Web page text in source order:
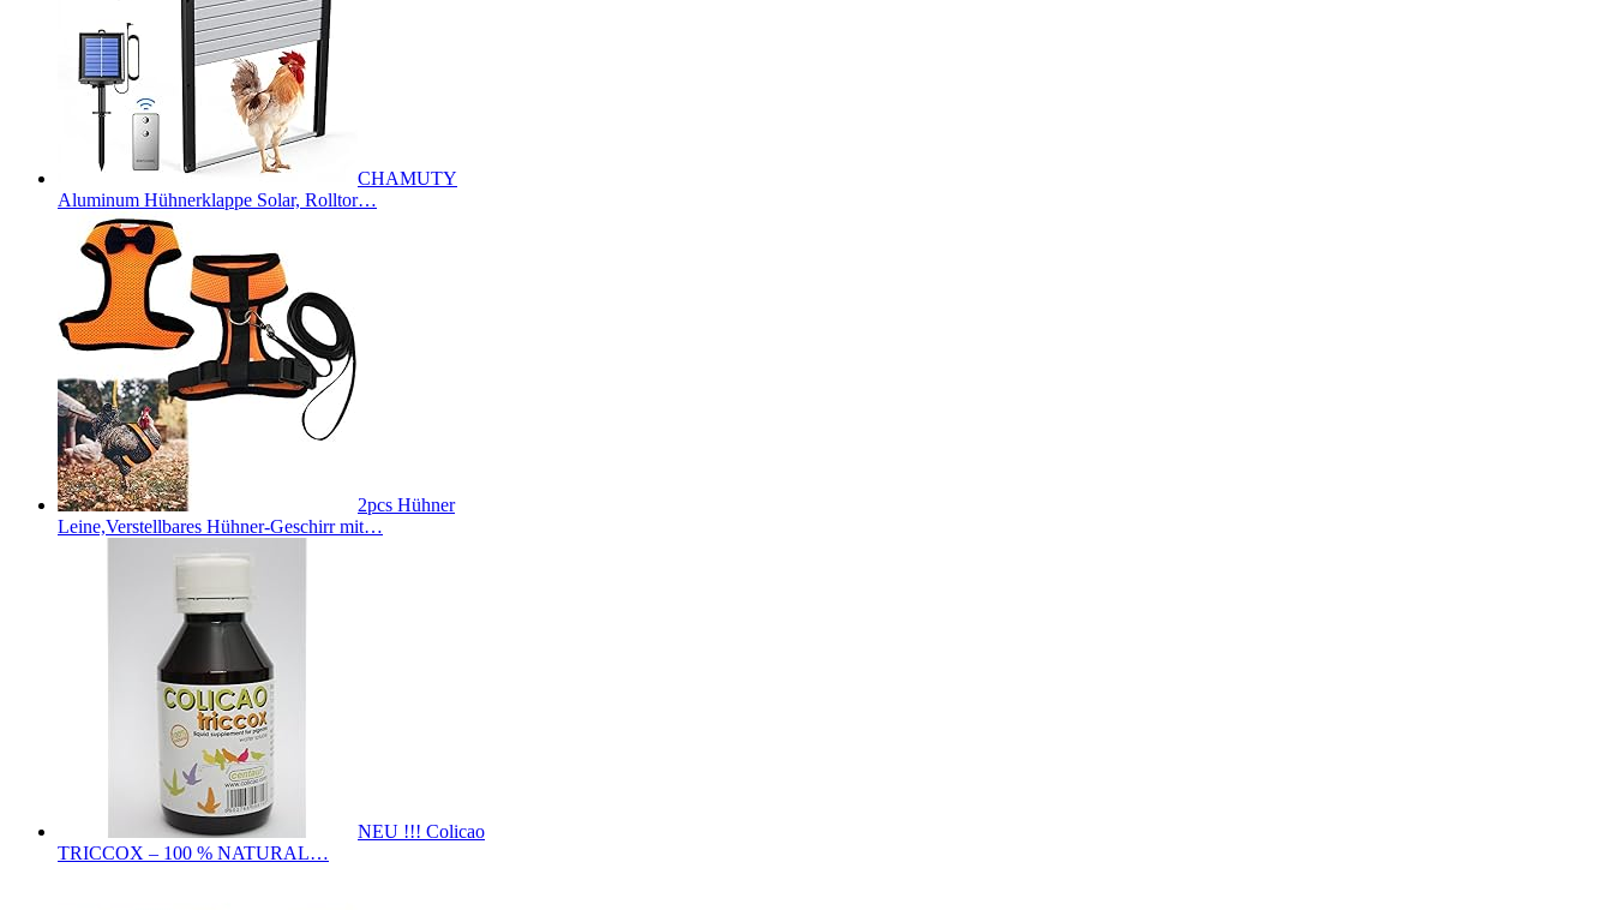
CHAMUTY
Aluminum Hühnerklappe Solar, Rolltor…
2pcs Hühner
Leine,Verstellbares Hühner-Geschirr mit…
NEU !!! Colicao
TRICCOX – 100 % NATURAL…